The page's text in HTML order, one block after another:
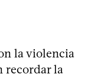
la violencia
recordar la